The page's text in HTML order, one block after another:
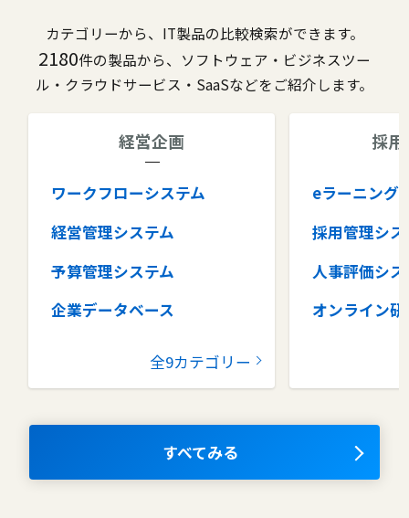
カテゴリーから、IT製品の比較検索ができます。
2180件の製品から、ソフトウェア・ビジネスツー
ル・クラウドサービス・SaaSなどをご紹介します。
経営企画
ワークフローシステム
経営管理システム
予算管理システム
企業データベース
グループウェア
コラボレーションツール
ナレッジマネジメントツール
全9カテゴリー
採
eラーニング
採用管理シス
人事評価シ
オンライン研
タレントマ
OKRツール
すべてみる